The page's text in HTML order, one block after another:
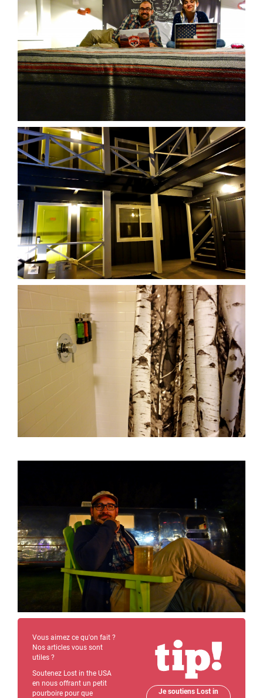
Vous aimez ce qu'on fait ?
Nos articles vous sont
utiles ?
Soutenez Lost in the USA
en nous offrant un petit
pourboire pour que
Je soutiens Lost in